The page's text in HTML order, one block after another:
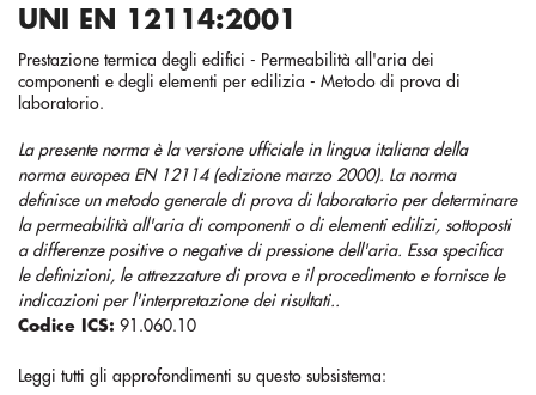
UNI EN 12114:2001
Prestazione termica degli edifici - Permeabilità all'aria dei
componenti e degli elementi per edilizia - Metodo di prova di
laboratorio.
La presente norma è la versione ufficiale in lingua italiana della
norma europea EN 12114 (edizione marzo 2000). La norma
definisce un metodo generale di prova di laboratorio per determinare
la permeabilità all'aria di componenti o di elementi edilizi, sottoposti
a differenze positive o negative di pressione dell'aria. Essa specifica
le definizioni, le attrezzature di prova e il procedimento e fornisce le
indicazioni per l'interpretazione dei risultati..
Codice ICS: 91.060.10
Leggi tutti gli approfondimenti su questo subsistema: